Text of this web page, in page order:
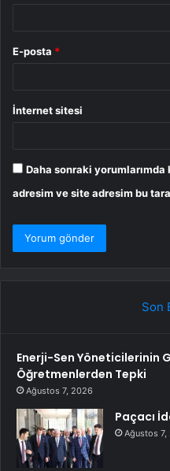
E-posta *
İnternet sitesi
Daha sonraki yorumlarımda
adresim ve site adresim bu
Son
Enerji-Sen Yöneticilerinin
Öğretmenlerden Tepki
Ağustos 7, 2026
Paçacı
Ağustos 7,